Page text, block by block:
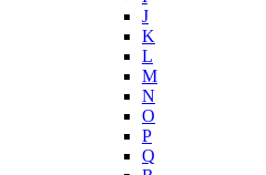
J
K
L
M
N
O
P
Q